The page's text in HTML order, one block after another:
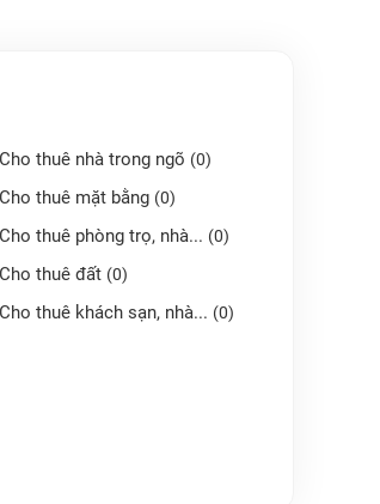
Cho thuê nhà trong ngõ (0)
Cho thuê mặt bằng (0)
Cho thuê phòng trọ, nhà... (0)
Cho thuê đất (0)
Cho thuê khách sạn, nhà... (0)